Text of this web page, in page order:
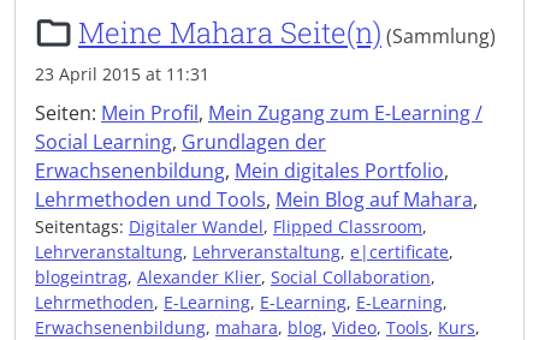
Meine Mahara Seite(n) (Sammlung)
23 April 2015 at 11:31
Seiten: Mein Profil, Mein Zugang zum E-Learning /
Social Learning, Grundlagen der
Erwachsenenbildung, Mein digitales Portfolio,
Lehrmethoden und Tools, Mein Blog auf Mahara,
Seitentags: Digitaler Wandel, Flipped Classroom,
Lehrveranstaltung, Lehrveranstaltung, e|certificate,
blogeintrag, Alexander Klier, Social Collaboration,
Lehrmethoden, E-Learning, E-Learning, E-Learning,
Erwachsenenbildung, mahara, blog, Video, Tools, Kurs,